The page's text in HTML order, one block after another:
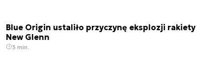
Blue Origin ustaliło przyczynę eksplozji rakiety
New Glenn
3 min.